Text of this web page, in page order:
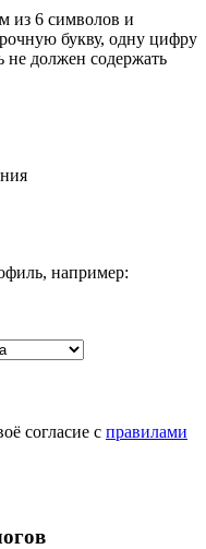
из 6 символов и
букву, одну цифру
должен содержать
например:
согласие с правилами